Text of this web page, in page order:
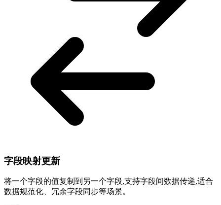
字段映射更新
将一个字段的值复制到另一个字段,支持字段间数据传递,适合
数据规范化、冗余字段同步等场景。